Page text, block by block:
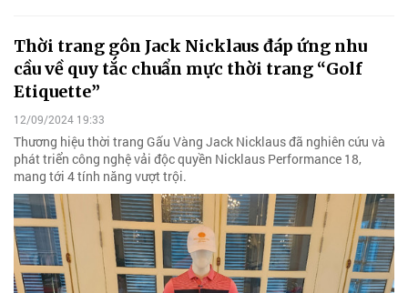
Thời trang gôn Jack Nicklaus đáp ứng nhu
cầu về quy tắc chuẩn mực thời trang “Golf
Etiquette”
12/09/2024 19:33
Thương hiệu thời trang Gấu Vàng Jack Nicklaus đã nghiên cứu và
phát triển công nghệ vải độc quyền Nicklaus Performance 18,
mang tới 4 tính năng vượt trội.